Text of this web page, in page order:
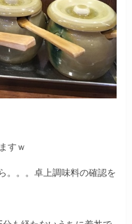
すｗ
。。。卓上調味料の確認を